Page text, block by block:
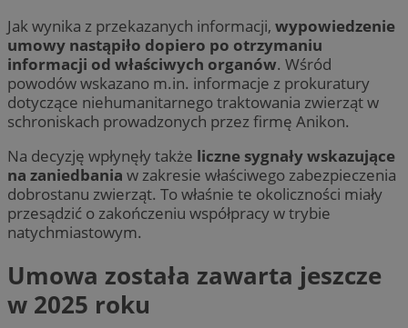
Jak wynika z przekazanych informacji, wypowiedzenie
umowy nastąpiło dopiero po otrzymaniu
informacji od właściwych organów. Wśród
powodów wskazano m.in. informacje z prokuratury
dotyczące niehumanitarnego traktowania zwierząt w
schroniskach prowadzonych przez firmę Anikon.
Na decyzję wpłynęły także liczne sygnały wskazujące
na zaniedbania w zakresie właściwego zabezpieczenia
dobrostanu zwierząt. To właśnie te okoliczności miały
przesądzić o zakończeniu współpracy w trybie
natychmiastowym.
Umowa została zawarta jeszcze
w 2025 roku